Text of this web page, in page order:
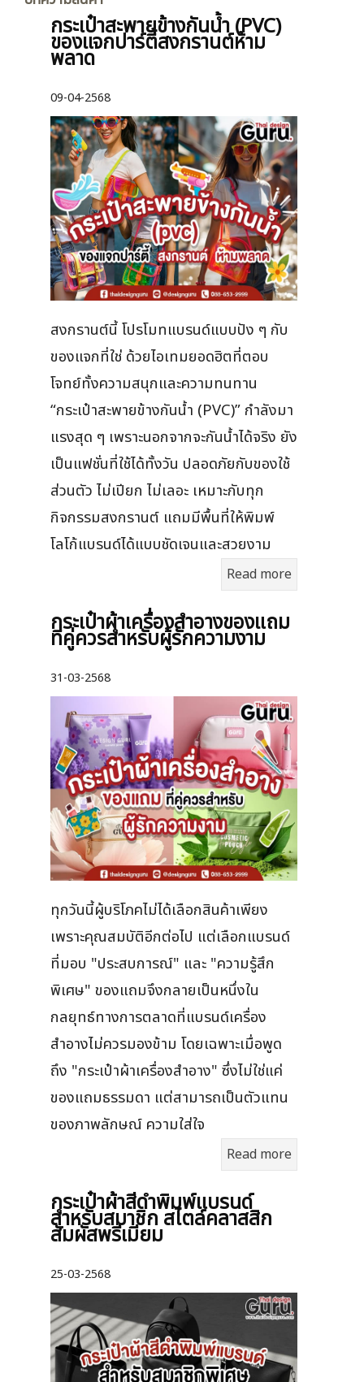
กระเป๋าสะพายข้างกันน้ำ (PVC)
ของแจกปาร์ตี้สงกรานต์ห้าม
พลาด
09-04-2568
สงกรานต์นี้ โปรโมทแบรนด์แบบปัง ๆ กับ
ของแจกที่ใช่ ด้วยไอเทมยอดฮิตที่ตอบ
โจทย์ทั้งความสนุกและความทนทาน
“กระเป๋าสะพายข้างกันน้ำ (PVC)” กำลังมา
แรงสุด ๆ เพราะนอกจากจะกันน้ำได้จริง ยัง
เป็นแฟชั่นที่ใช้ได้ทั้งวัน ปลอดภัยกับของใช้
ส่วนตัว ไม่เปียก ไม่เลอะ เหมาะกับทุก
กิจกรรมสงกรานต์ แถมมีพื้นที่ให้พิมพ์
โลโก้แบรนด์ได้แบบชัดเจนและสวยงาม
Read more
กระเป๋าผ้าเครื่องสําอางของแถม
ที่คู่ควรสำหรับผู้รักความงาม
31-03-2568
ทุกวันนี้ผู้บริโภคไม่ได้เลือกสินค้าเพียง
เพราะคุณสมบัติอีกต่อไป แต่เลือกแบรนด์
ที่มอบ "ประสบการณ์" และ "ความรู้สึก
พิเศษ" ของแถมจึงกลายเป็นหนึ่งใน
กลยุทธ์ทางการตลาดที่แบรนด์เครื่อง
สำอางไม่ควรมองข้าม โดยเฉพาะเมื่อพูด
ถึง "กระเป๋าผ้าเครื่องสำอาง" ซึ่งไม่ใช่แค่
ของแถมธรรมดา แต่สามารถเป็นตัวแทน
ของภาพลักษณ์ ความใส่ใจ
Read more
กระเป๋าผ้าสีดำพิมพ์แบรนด์
สำหรับสมาชิก สไตล์คลาสสิก
สัมผัสพรีเมียม
25-03-2568